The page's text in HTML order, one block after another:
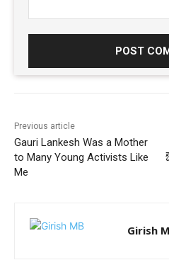
Previous article
Gauri Lankesh Was a Mother
to Many Young Activists Like
Me
Girish